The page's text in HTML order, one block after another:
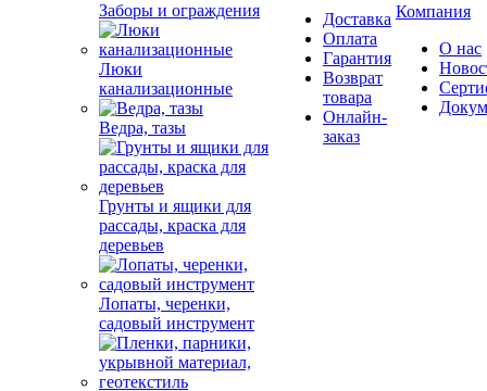
Заборы и ограждения
Люки
канализационные
Ведра, тазы
Грунты и ящики для
рассады, краска для
деревьев
Лопаты, черенки,
садовый инструмент
Доставка
Оплата
Гарантия
Возврат
товара
Онлайн-
заказ
Компания
О нас